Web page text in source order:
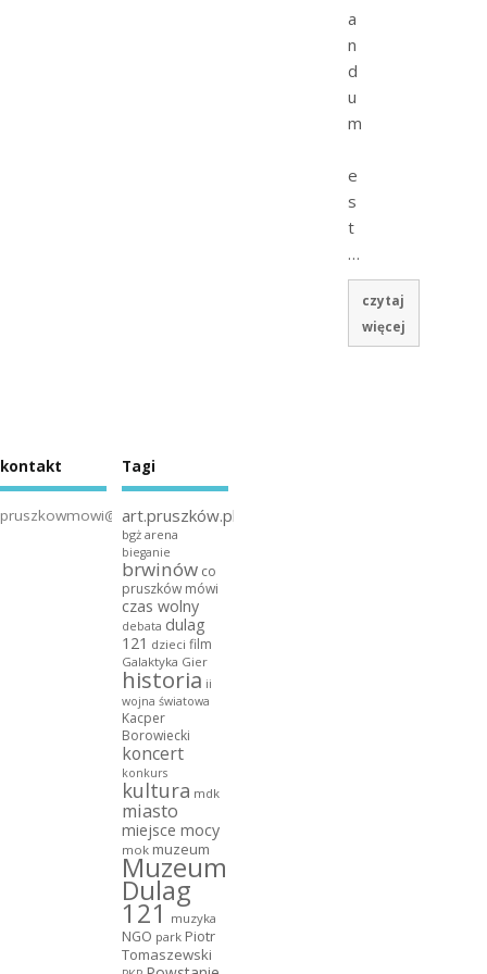
a
n
d
u
m
e
s
t
…
czytaj
więcej
kontakt
pruszkowmowi@gmail.com
Tagi
art.pruszków.pl
bgż arena
bieganie
brwinów co
pruszków mówi
czas wolny
debata dulag
121 dzieci film
Galaktyka Gier
historia ii
wojna światowa
Kacper
Borowiecki
koncert
konkurs
kultura mdk
miasto
miejsce mocy
mok muzeum
Muzeum
Dulag
121 muzyka
NGO park Piotr
Tomaszewski